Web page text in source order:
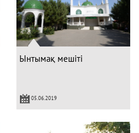
Ынтымақ мешіті
05.06.2019